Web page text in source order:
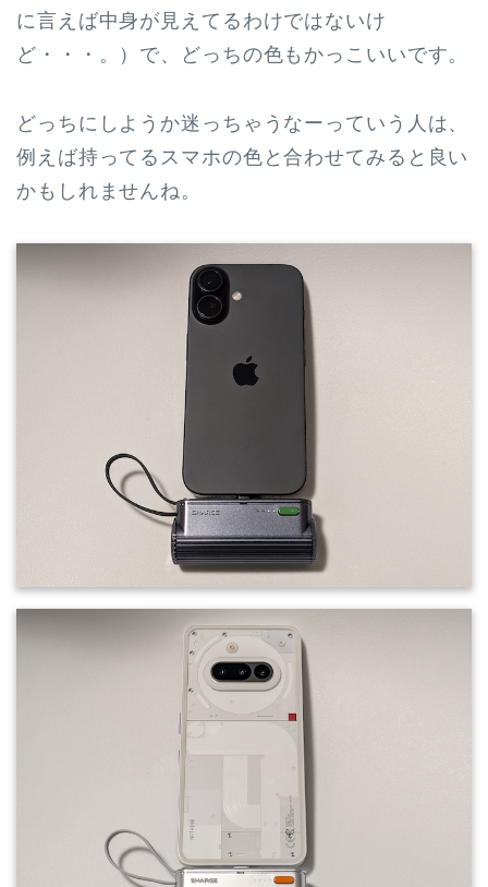
に言えば中身が見えてるわけではないけ
ど・・・。）で、どっちの色もかっこいいです。
どっちにしようか迷っちゃうなーっていう人は、
例えば持ってるスマホの色と合わせてみると良い
かもしれませんね。